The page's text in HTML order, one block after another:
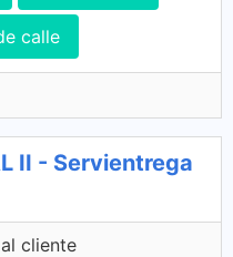
calle
II - Servientrega
cliente